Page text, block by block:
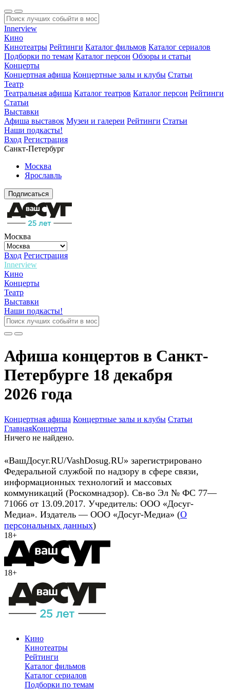
Innerview
Кино
Кинотеатры Рейтинги Каталог фильмов Каталог сериалов
Подборки по темам Каталог персон Обзоры и статьи
Концерты
Концертная афиша Концертные залы и клубы Статьи
Театр
Театральная афиша Каталог театров Каталог персон Рейтинги
Статьи
Выставки
Афиша выставок Музеи и галереи Рейтинги Статьи
Наши подкасты!
Вход Регистрация
Санкт-Петербург
Москва
Ярославль
Подписаться
Москва
Вход Регистрация
Innerview
Кино
Концерты
Театр
Выставки
Наши подкасты!
Афиша концертов в Санкт-
Петербурге 18 декабря
2026 года
Концертная афиша Концертные залы и клубы Статьи
ГлавнаяКонцерты
Ничего не найдено.
«ВашДосуг.RU/VashDosug.RU» зарегистрировано
Федеральной службой по надзору в сфере связи,
информационных технологий и массовых
коммуникаций (Роскомнадзор). Св-во Эл № ФС 77—
71066 от 13.09.2017. Учредитель: ООО «Досуг-
Медиа». Издатель — ООО «Досуг-Медиа» (О
персональных данных)
18+
18+
Кино
Кинотеатры
Рейтинги
Каталог фильмов
Каталог сериалов
Подборки по темам